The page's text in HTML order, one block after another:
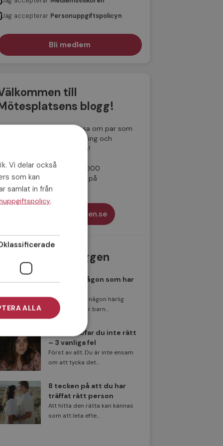
Jag accepterar Personuppgiftspolicyn
till
blogg!
Här på vår blogg kan du läsa om par som
hittat kärleken hos oss, dejting och
relationer och få dejtingtips!
2001 har fler än 175 000
funnit kärleken på
Till Mötesplatsen.se
Populäraste inläggen
Att träffa någon som har
Har du träffat någon härlig
singel som har barn...
Därför träffar du inte rätt
– 3 vanliga fel
Först av allt. Du är inte ensam
om att tycka det...
8 tecken på att du har
träffat rätt person
Att hitta den rätta kan kännas
som att leta efte...
Vi delar också
som kan
samlat in från
.
ALLA